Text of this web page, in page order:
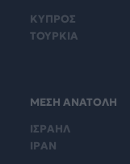
ΚΥΠΡΟΣ
ΤΟΥΡΚΙΑ
ΜΕΣΗ ΑΝΑΤΟΛΗ
ΙΣΡΑΗΛ
ΙΡΑΝ